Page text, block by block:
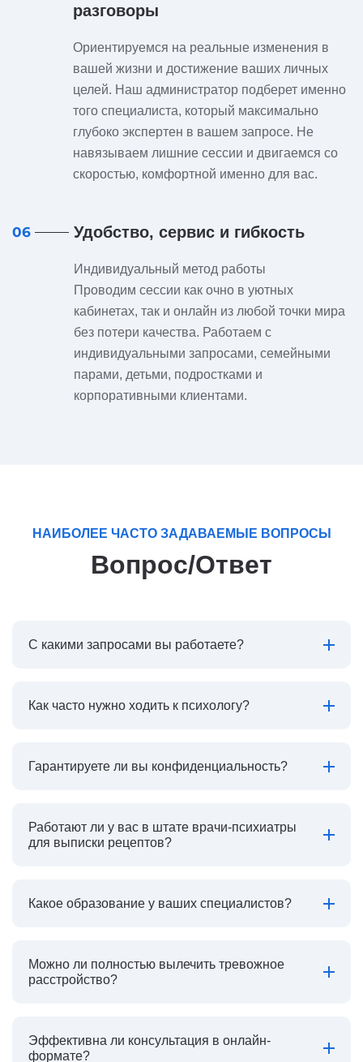
разговоры
Ориентируемся на реальные изменения в
вашей жизни и достижение ваших личных
целей. Наш администратор подберет именно
того специалиста, который максимально
глубоко экспертен в вашем запросе. Не
навязываем лишние сессии и двигаемся со
скоростью, комфортной именно для вас.
06 Удобство, сервис и гибкость
Индивидуальный метод работы
Проводим сессии как очно в уютных
кабинетах, так и онлайн из любой точки мира
без потери качества. Работаем с
индивидуальными запросами, семейными
парами, детьми, подростками и
корпоративными клиентами.
НАИБОЛЕЕ ЧАСТО ЗАДАВАЕМЫЕ ВОПРОСЫ
Вопрос/Ответ
С какими запросами вы работаете?
Как часто нужно ходить к психологу?
Гарантируете ли вы конфиденциальность?
Работают ли у вас в штате врачи-психиатры
для выписки рецептов?
Какое образование у ваших специалистов?
Можно ли полностью вылечить тревожное
расстройство?
Эффективна ли консультация в онлайн-
формате?